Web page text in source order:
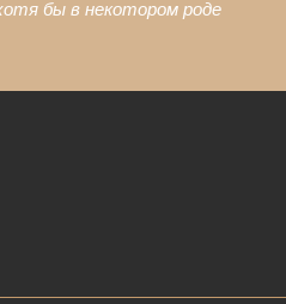
бы в некотором роде